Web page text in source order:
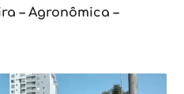
– Agronômica –